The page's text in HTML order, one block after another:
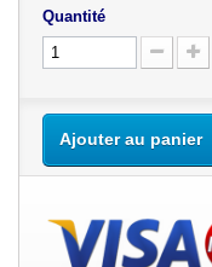
Quantité
Ajouter au panier